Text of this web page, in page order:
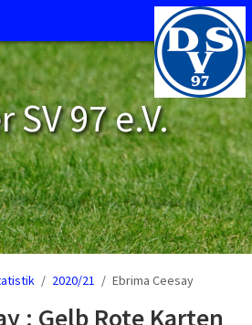
SV 97 e.V.
2020/21 Ebrima Ceesay
: Gelb Rote Karten